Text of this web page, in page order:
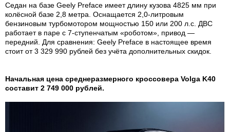
Седан на базе Geely Preface имеет длину кузова 4825 мм при
колёсной базе 2,8 метра. Оснащается 2,0-литровым
бензиновым турбомотором мощностью 150 или 200 л.с. ДВС
работает в паре с 7-ступенчатым «роботом», привод —
передний. Для сравнения: Geely Preface в настоящее время
стоит от 3 329 990 рублей без учёта дополнительных скидок.
Начальная цена среднеразмерного кроссовера Volga K40
составит 2 749 000 рублей.